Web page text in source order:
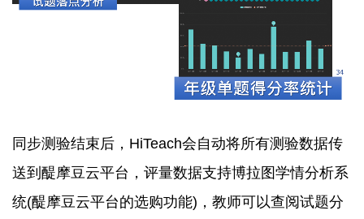
同步测验结束后，HiTeach会自动将所有测验数据传
送到醍摩豆云平台，评量数据支持博拉图学情分析系
统(醍摩豆云平台的选购功能)，教师可以查阅试题分